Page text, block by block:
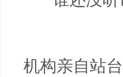
机构亲自站